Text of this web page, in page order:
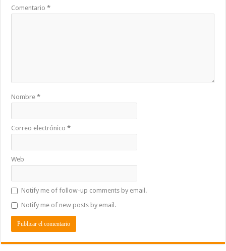
Comentario*
Nombre*
Correo electrónico*
Web
Notify me of follow-up comments by email.
Notify me of new posts by email.